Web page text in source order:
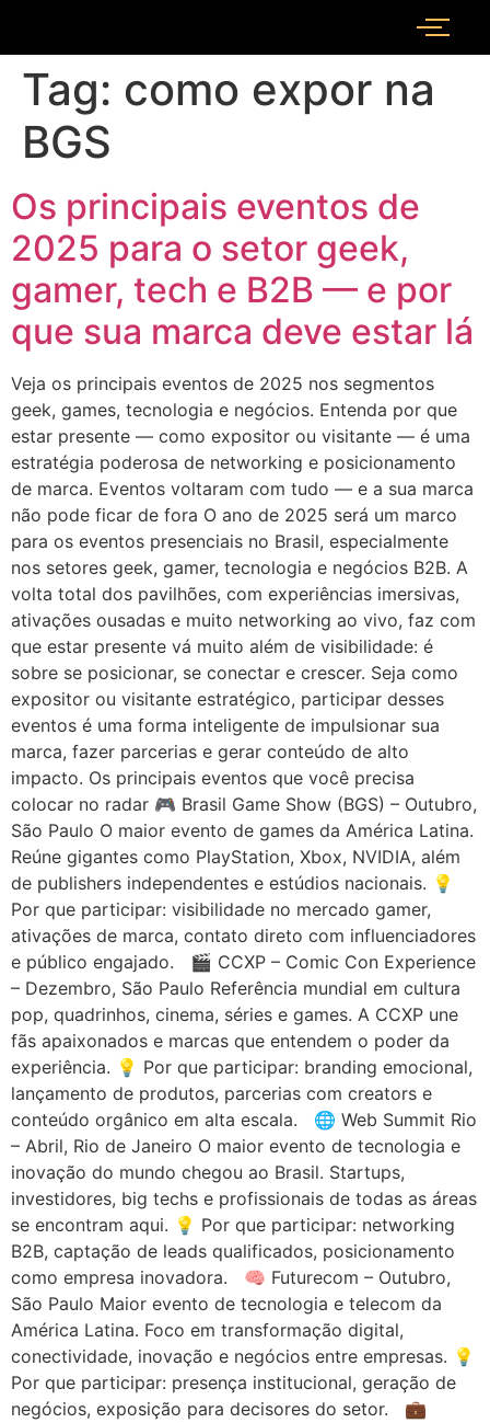
Tag: como expor na
BGS
Os principais eventos de
2025 para o setor geek,
gamer, tech e B2B — e por
que sua marca deve estar lá
Veja os principais eventos de 2025 nos segmentos
geek, games, tecnologia e negócios. Entenda por que
estar presente — como expositor ou visitante — é uma
estratégia poderosa de networking e posicionamento
de marca. Eventos voltaram com tudo — e a sua marca
não pode ficar de fora O ano de 2025 será um marco
para os eventos presenciais no Brasil, especialmente
nos setores geek, gamer, tecnologia e negócios B2B. A
volta total dos pavilhões, com experiências imersivas,
ativações ousadas e muito networking ao vivo, faz com
que estar presente vá muito além de visibilidade: é
sobre se posicionar, se conectar e crescer. Seja como
expositor ou visitante estratégico, participar desses
eventos é uma forma inteligente de impulsionar sua
marca, fazer parcerias e gerar conteúdo de alto
impacto. Os principais eventos que você precisa
colocar no radar 🎮 Brasil Game Show (BGS) – Outubro,
São Paulo O maior evento de games da América Latina.
Reúne gigantes como PlayStation, Xbox, NVIDIA, além
de publishers independentes e estúdios nacionais. 💡
Por que participar: visibilidade no mercado gamer,
ativações de marca, contato direto com influenciadores
e público engajado. 🎬 CCXP – Comic Con Experience
– Dezembro, São Paulo Referência mundial em cultura
pop, quadrinhos, cinema, séries e games. A CCXP une
fãs apaixonados e marcas que entendem o poder da
experiência. 💡 Por que participar: branding emocional,
lançamento de produtos, parcerias com creators e
conteúdo orgânico em alta escala. 🌐 Web Summit Rio
– Abril, Rio de Janeiro O maior evento de tecnologia e
inovação do mundo chegou ao Brasil. Startups,
investidores, big techs e profissionais de todas as áreas
se encontram aqui. 💡 Por que participar: networking
B2B, captação de leads qualificados, posicionamento
como empresa inovadora. 🧠 Futurecom – Outubro,
São Paulo Maior evento de tecnologia e telecom da
América Latina. Foco em transformação digital,
conectividade, inovação e negócios entre empresas. 💡
Por que participar: presença institucional, geração de
negócios, exposição para decisores do setor. 💼